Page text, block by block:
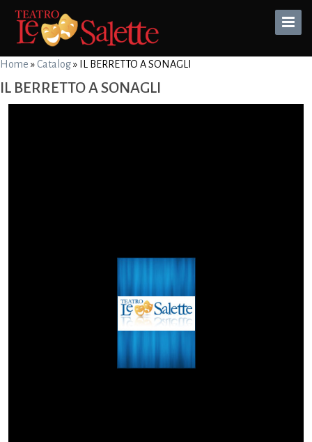
Toggle
Home »Catalog» IL BERRETTO A SONAGLI
IL BERRETTO A SONAGLI